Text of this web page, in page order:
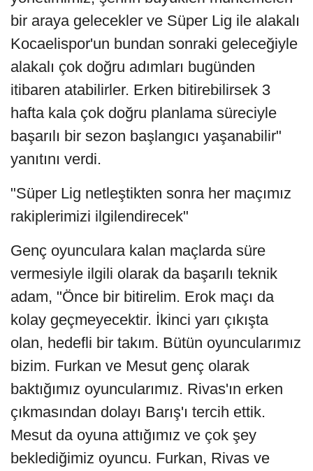
bir araya gelecekler ve Süper Lig ile alakalı
Kocaelispor'un bundan sonraki geleceğiyle
alakalı çok doğru adımları bugünden
itibaren atabilirler. Erken bitirebilirsek 3
hafta kala çok doğru planlama süreciyle
başarılı bir sezon başlangıcı yaşanabilir"
yanıtını verdi.
"Süper Lig netleştikten sonra her maçımız
rakiplerimizi ilgilendirecek"
Genç oyunculara kalan maçlarda süre
vermesiyle ilgili olarak da başarılı teknik
adam, "Önce bir bitirelim. Erok maçı da
kolay geçmeyecektir. İkinci yarı çıkışta
olan, hedefli bir takım. Bütün oyuncularımız
bizim. Furkan ve Mesut genç olarak
baktığımız oyuncularımız. Rivas'ın erken
çıkmasından dolayı Barış'ı tercih ettik.
Mesut da oyuna attığımız ve çok şey
beklediğimiz oyuncu. Furkan, Rivas ve